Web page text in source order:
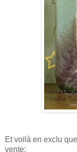
Et voilà en exclu
vente: